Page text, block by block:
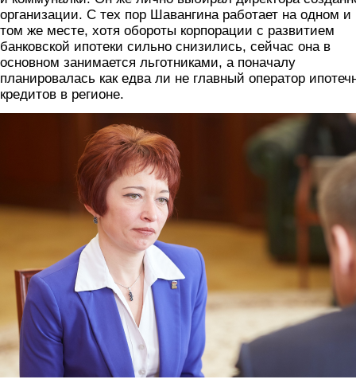
организации. С тех пор Шавангина работает на одном и
том же месте, хотя обороты корпорации с развитием
банковской ипотеки сильно снизились, сейчас она в
основном занимается льготниками, а поначалу
планировалась как едва ли не главный оператор
кредитов в регионе.
29_uchastnikov2.png